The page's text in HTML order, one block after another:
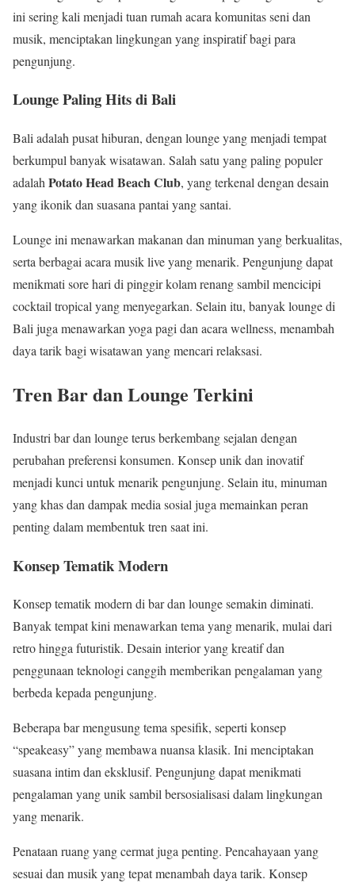
ini sering kali menjadi tuan rumah acara komunitas seni dan
musik, menciptakan lingkungan yang inspiratif bagi para
pengunjung.
Lounge Paling Hits di Bali
Bali adalah pusat hiburan, dengan lounge yang menjadi tempat
berkumpul banyak wisatawan. Salah satu yang paling populer
adalah Potato Head Beach Club, yang terkenal dengan desain
yang ikonik dan suasana pantai yang santai.
Lounge ini menawarkan makanan dan minuman yang berkualitas,
serta berbagai acara musik live yang menarik. Pengunjung dapat
menikmati sore hari di pinggir kolam renang sambil mencicipi
cocktail tropical yang menyegarkan. Selain itu, banyak lounge di
Bali juga menawarkan yoga pagi dan acara wellness, menambah
daya tarik bagi wisatawan yang mencari relaksasi.
Tren Bar dan Lounge Terkini
Industri bar dan lounge terus berkembang sejalan dengan
perubahan preferensi konsumen. Konsep unik dan inovatif
menjadi kunci untuk menarik pengunjung. Selain itu, minuman
yang khas dan dampak media sosial juga memainkan peran
penting dalam membentuk tren saat ini.
Konsep Tematik Modern
Konsep tematik modern di bar dan lounge semakin diminati.
Banyak tempat kini menawarkan tema yang menarik, mulai dari
retro hingga futuristik. Desain interior yang kreatif dan
penggunaan teknologi canggih memberikan pengalaman yang
berbeda kepada pengunjung.
Beberapa bar mengusung tema spesifik, seperti konsep
“speakeasy” yang membawa nuansa klasik. Ini menciptakan
suasana intim dan eksklusif. Pengunjung dapat menikmati
pengalaman yang unik sambil bersosialisasi dalam lingkungan
yang menarik.
Penataan ruang yang cermat juga penting. Pencahayaan yang
sesuai dan musik yang tepat menambah daya tarik. Konsep